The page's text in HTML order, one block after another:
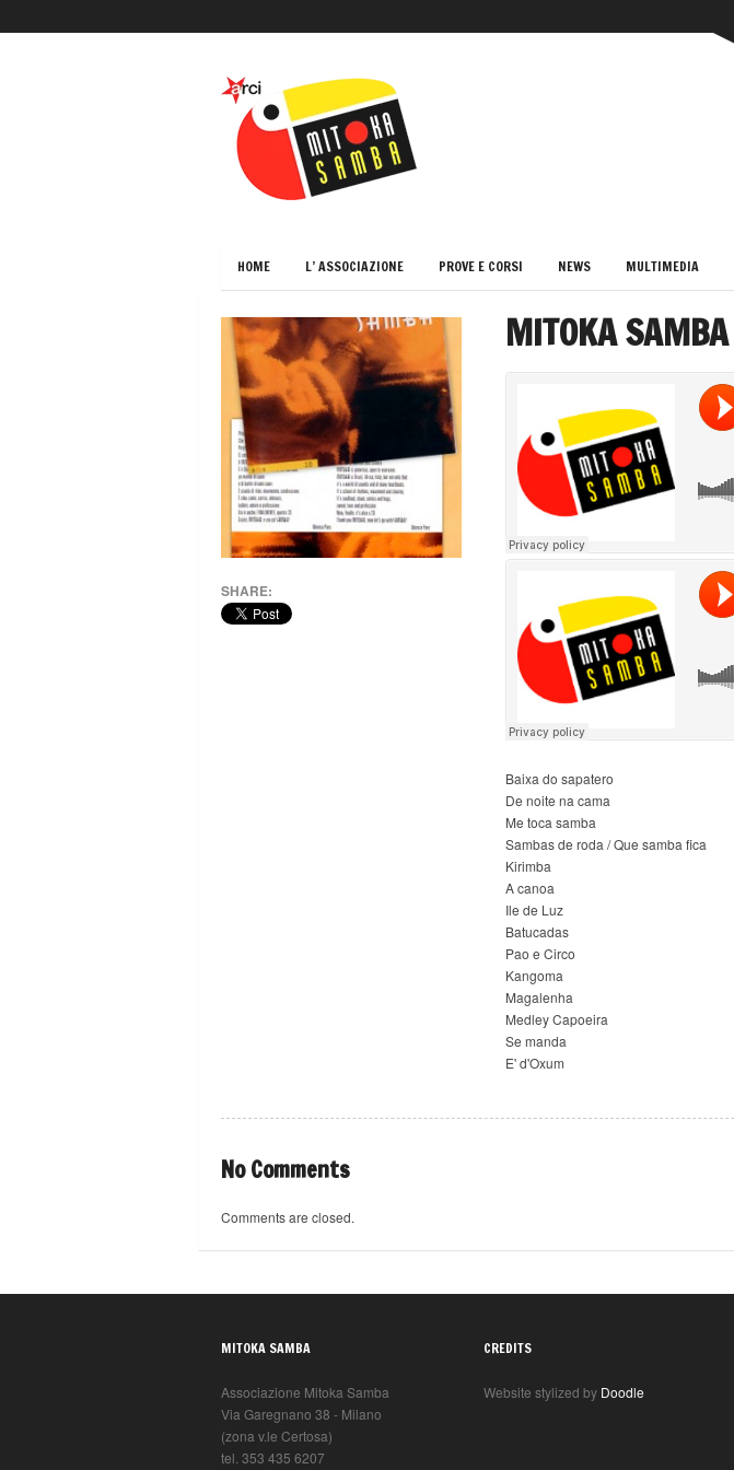
HOME L’ ASSOCIAZIONE PROVE E CORSI NEWS MULTIMEDIA
SHARE:
MITOKA SAMBA
Baixa do sapatero
De noite na cama
Me toca samba
Sambas de roda / Que samba fica
Kirimba
A canoa
Ile de Luz
Batucadas
Pao e Circo
Kangoma
Magalenha
Medley Capoeira
Se manda
E' d'Oxum
No Comments
Comments are closed.
MITOKA SAMBA
Associazione Mitoka Samba
Via Garegnano 38 - Milano
(zona v.le Certosa)
tel. 353 435 6207
CREDITS
Website stylized by Doodle